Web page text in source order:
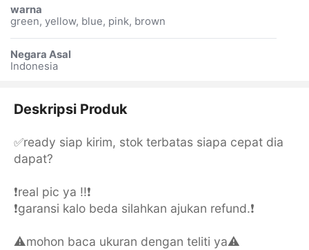
warna
green, yellow, blue, pink, brown
Negara Asal
Indonesia
Deskripsi Produk
✅ready siap kirim, stok terbatas siapa cepat dia
dapat?
❗real pic ya !!❗
❗garansi kalo beda silahkan ajukan refund.❗
⚠️mohon baca ukuran dengan teliti ya⚠️